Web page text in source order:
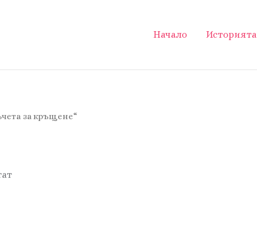
Начало Историята
за кръщене“